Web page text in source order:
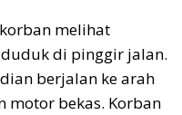
melihat
di pinggir jalan.
berjalan ke arah
motor bekas. Korban